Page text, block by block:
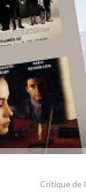
Critique de